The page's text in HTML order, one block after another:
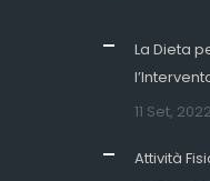
La Dieta
11 Set, 2022
Attività